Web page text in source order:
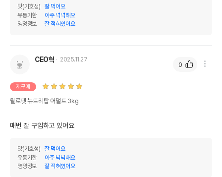
맛(기호성)
잘 먹어요
유통기한
아주 넉넉해요
영양정보
잘 적혀있어요
CEO혁 2025.11.27
재구매
윌로펫 뉴트리탑 어덜트 3kg
매번 잘 구입하고 있어요
맛(기호성)
잘 먹어요
유통기한
아주 넉넉해요
영양정보
잘 적혀있어요
0